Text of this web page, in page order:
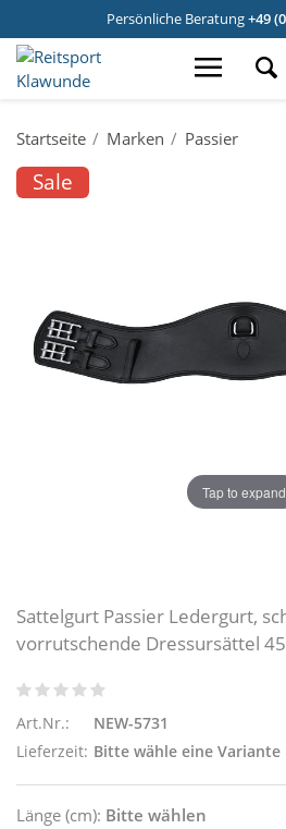
Persönliche Beratung+49
Startseite Marken Passier
Sale
Tap to expand
Sattelgurt Passier Ledergurt,
vorrutschende Dressursättel
Art.Nr.:
NEW-5731
Lieferzeit: Bitte wähle eine Variante
Länge (cm): Bitte wählen